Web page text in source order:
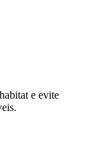
e evite